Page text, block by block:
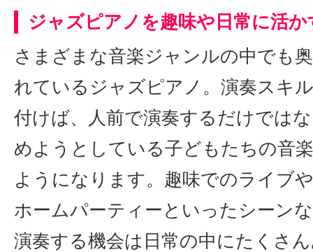
ジャズピアノを趣味や日常に活か
さまざまな音楽ジャンルの中でも
れているジャズピアノ。演奏スキ
付けば、人前で演奏するだけでは
めようとしている子どもたちの音
ようになります。趣味でのライブ
ホームパーティーといったシーン
演奏する機会は日常の中にたくさ